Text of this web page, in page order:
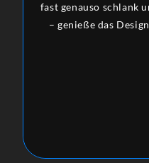
fast genauso schlank
– genieße das